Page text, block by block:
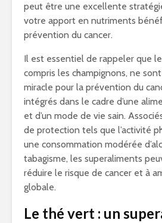
peut être une excellente
votre apport en nutriments
prévention du cancer.
Il est essentiel de rappeler que
compris les champignons, ne
miracle pour la prévention du
intégrés dans le cadre d’une
et d’un mode de vie sain.
de protection tels que l’activité
une consommation modérée
tabagisme, les superaliments
réduire le risque de cancer et à
globale.
Le thé vert : un